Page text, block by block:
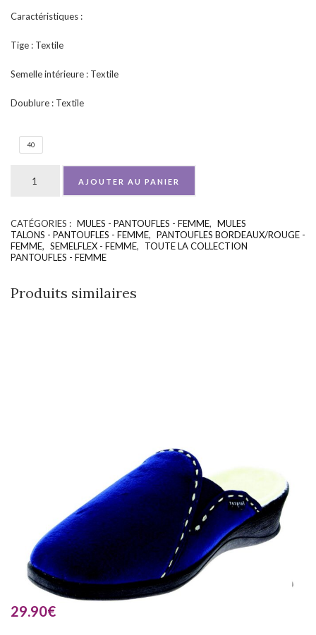
Caractéristiques :
Tige : Textile
Semelle intérieure : Textile
Doublure : Textile
40
AJOUTER AU PANIER
CATÉGORIES : MULES - PANTOUFLES - FEMME, MULES
TALONS - PANTOUFLES - FEMME, PANTOUFLES BORDEAUX/ROUGE -
FEMME, SEMELFLEX - FEMME,
TOUTE LA COLLECTION
PANTOUFLES - FEMME
Produits similaires
29.90€